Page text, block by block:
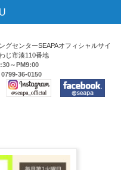
グセンターSEAPAオフィシャルサイ
じ市湊110番地
～PM9:00
0799-36-0150